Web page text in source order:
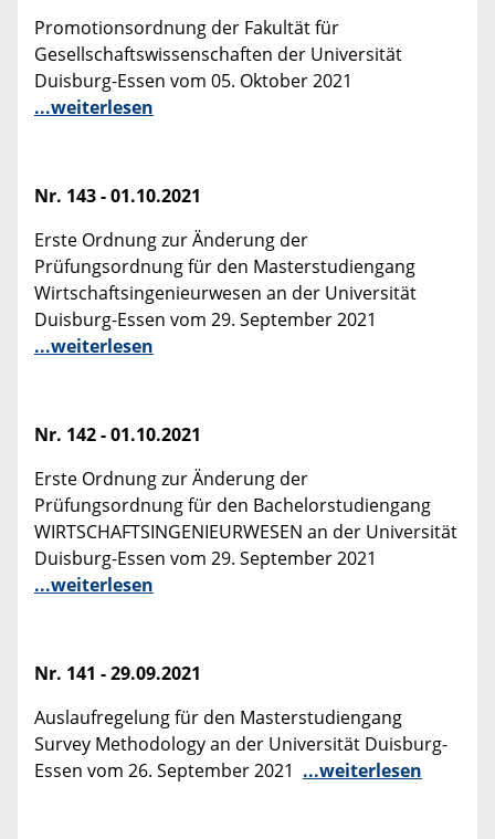
Promotionsordnung der Fakultät für
Gesellschaftswissenschaften der Universität
Duisburg-Essen vom 05. Oktober 2021
...weiterlesen
Nr. 143 - 01.10.2021
Erste Ordnung zur Änderung der
Prüfungsordnung für den Masterstudiengang
Wirtschaftsingenieurwesen an der Universität
Duisburg-Essen vom 29. September 2021
...weiterlesen
Nr. 142 - 01.10.2021
Erste Ordnung zur Änderung der
Prüfungsordnung für den Bachelorstudiengang
WIRTSCHAFTSINGENIEURWESEN an der Universität
Duisburg-Essen vom 29. September 2021
...weiterlesen
Nr. 141 - 29.09.2021
Auslaufregelung für den Masterstudiengang
Survey Methodology an der Universität Duisburg-
Essen vom 26. September 2021 ...weiterlesen